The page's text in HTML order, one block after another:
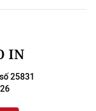
IN
25831